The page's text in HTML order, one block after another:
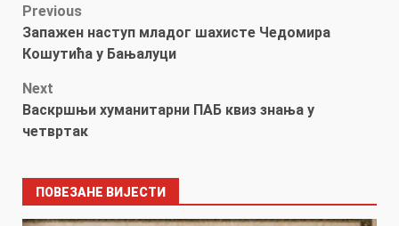
Post
navigation
Previous
Запажен наступ младог шахисте Чедомира
Кошутића у Бањалуци
Next
Васкршњи хуманитарни ПAБ квиз знања у
четвртак
ПОВЕЗАНЕ ВИЈЕСТИ